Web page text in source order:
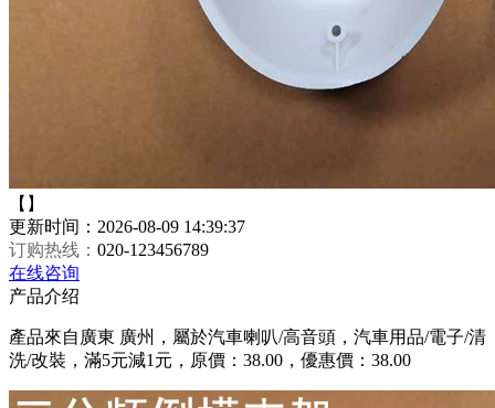
【】
更新时间：2026-08-09 14:39:37
订购热线： 020-123456789
在线咨询
产品介绍
產品來自廣東 廣州，屬於汽車喇叭/高音頭，汽車用品/電子/清
洗/改裝，滿5元減1元，原價：38.00，優惠價：38.00